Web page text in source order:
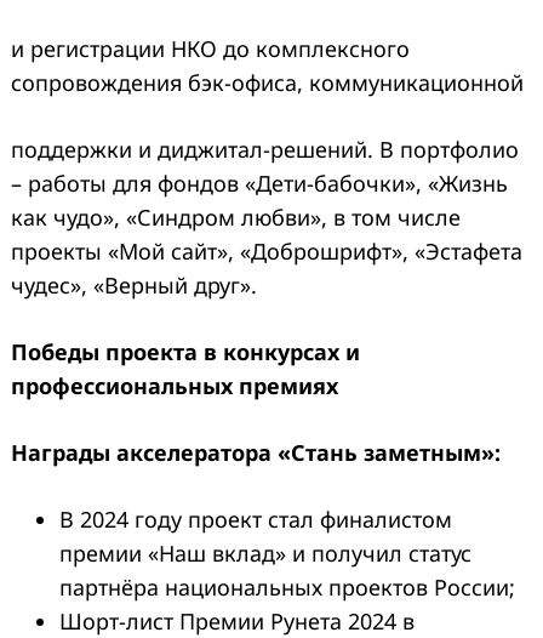
и регистрации НКО до комплексного
сопровождения бэк-офиса, коммуникационной
поддержки и диджитал-решений. В портфолио
– работы для фондов «Дети-бабочки», «Жизнь
как чудо», «Синдром любви», в том числе
проекты «Мой сайт», «Доброшрифт», «Эстафета
чудес», «Верный друг».
Победы проекта в конкурсах и
профессиональных премиях
Награды акселератора «Стань заметным»:
В 2024 году проект стал финалистом
премии «Наш вклад» и получил статус
партнёра национальных проектов России;
Шорт-лист Премии Рунета 2024 в